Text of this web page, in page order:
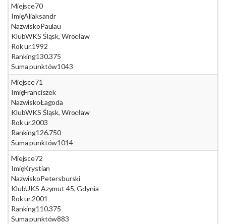
Miejsce70
ImięAliaksandr
NazwiskoPaulau
KlubWKS Śląsk, Wrocław
Rok ur.1992
Ranking130.375
Suma punktów1043
Miejsce71
ImięFranciszek
NazwiskoŁagoda
KlubWKS Śląsk, Wrocław
Rok ur.2003
Ranking126.750
Suma punktów1014
Miejsce72
ImięKrystian
NazwiskoPetersburski
KlubUKS Azymut 45, Gdynia
Rok ur.2001
Ranking110.375
Suma punktów883